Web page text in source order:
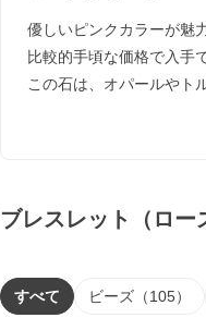
優しいピンクカラーが魅
比較的手頃な価格で入手
この石は、オパールやト
ブレスレット（ロー
すべて ビーズ（105）